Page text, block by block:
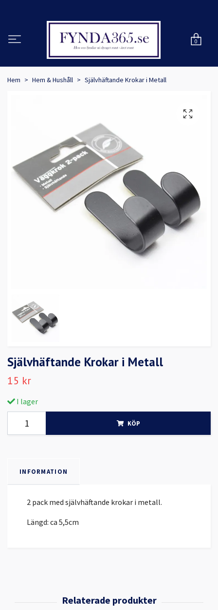
0
Hem Hem & Hushåll Självhäftande Krokar i Metall
Självhäftande Krokar i Metall
15 kr
I lager
KÖP
INFORMATION
2 pack med självhäftande krokar i metall.
Längd: ca 5,5cm